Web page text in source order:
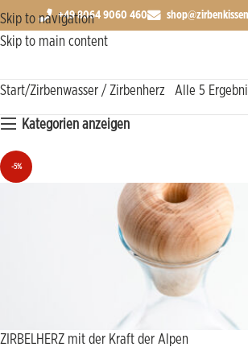
Skip to navigation
Skip to main content
+49 8064 9060 460
Start Zirbenwasser / Zirbenherz Alle 5
Kategorien anzeigen
-5%
ZIRBELHERZ mit der Kraft der Alpen